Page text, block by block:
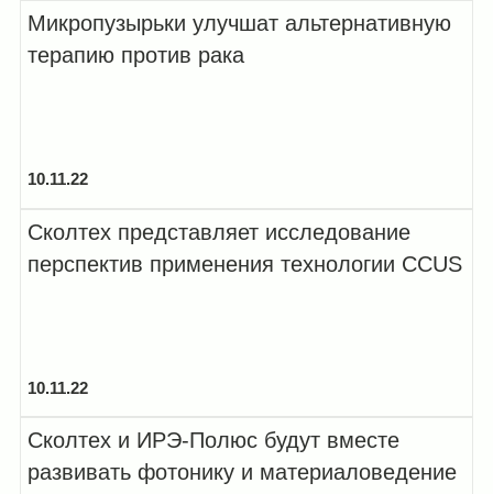
Микропузырьки улучшат альтернативную
терапию против рака
10.11.22
Сколтех представляет исследование
перспектив применения технологии CCUS
10.11.22
Сколтех и ИРЭ-Полюс будут вместе
развивать фотонику и материаловедение